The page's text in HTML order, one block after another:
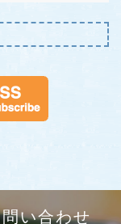
い合わせ